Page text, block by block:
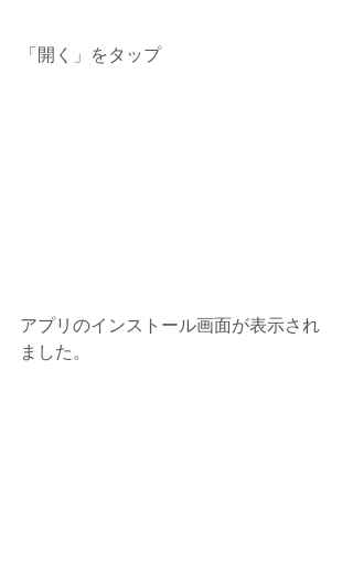
「開く」をタップ
アプリのインストール画面が表示され
ました。